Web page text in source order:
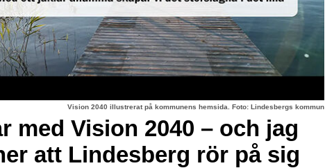
Vision 2040 illustrerat på kommunens hemsida. Foto: Lindesbergs kommun
med Vision 2040 – och jag
att Lindesberg rör på sig